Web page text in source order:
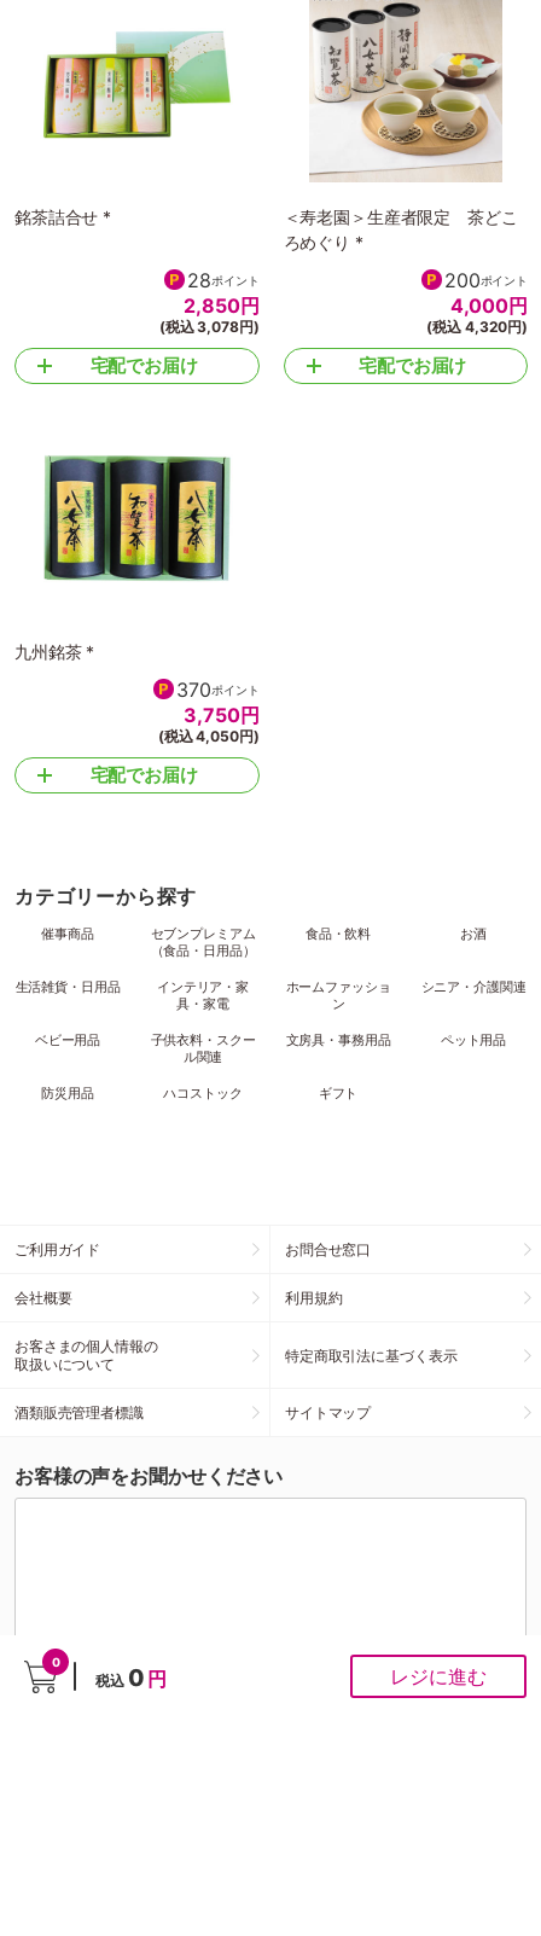
0
税込 0 円 レジに進む
銘茶詰合せ *
28ポイント
2,850円
(税込 3,078円)
宅配でお届け
＜寿老園＞生産者限定 茶どこ
ろめぐり *
200ポイント
4,000円
(税込 4,320円)
宅配でお届け
九州銘茶 *
370ポイント
3,750円
(税込 4,050円)
宅配でお届け
カテゴリーから探す
催事商品
セブンプレミアム
（食品・日用品）
食品・飲料 お酒
生活雑貨・日用品
インテリア・家
具・家電
ホームファッショ
ン
シニア・介護関連
ベビー用品
子供衣料・スクー
ル関連
文房具・事務用品 ペット用品
防災用品 ハコストック ギフト
ご利用ガイド お問合せ窓口
会社概要 利用規約
お客さまの個人情報の
取扱いについて
特定商取引法に基づく表示
酒類販売管理者標識 サイトマップ
お客様の声をお聞かせください